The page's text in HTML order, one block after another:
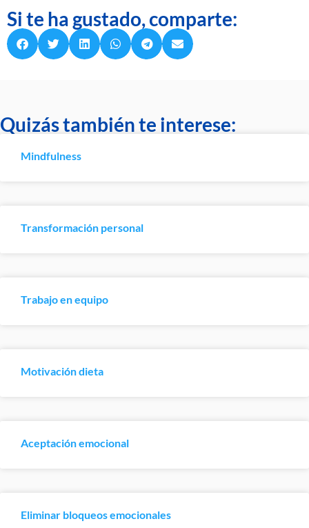
Si te ha gustado, comparte:
Quizás también te interese:
Mindfulness
Transformación personal
Trabajo en equipo
Motivación dieta
Aceptación emocional
Eliminar bloqueos emocionales